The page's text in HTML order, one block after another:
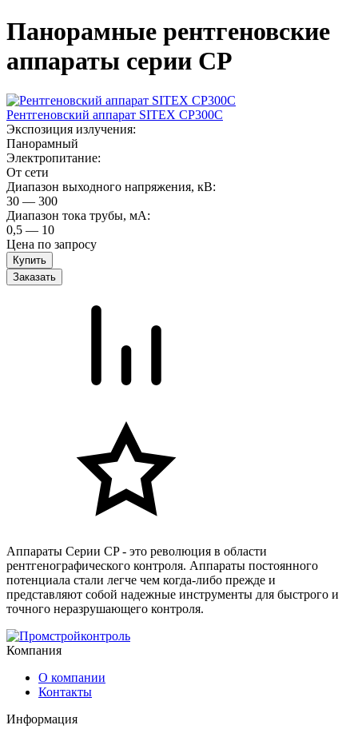
Панорамные рентгеновские
аппараты серии СР
Рентгеновский аппарат SITEX CP300С
Экспозиция излучения:
Панорамный
Электропитание:
От сети
Диапазон выходного напряжения, кВ:
30 — 300
Диапазон тока трубы, мА:
0,5 — 10
Цена по запросу
Заказать
Аппараты Серии CP - это революция в области
рентгенографического контроля. Аппараты постоянного
потенциала стали легче чем когда-либо прежде и
представляют собой надежные инструменты для быстрого и
точного неразрушающего контроля.
Компания
О компании
Контакты
Информация